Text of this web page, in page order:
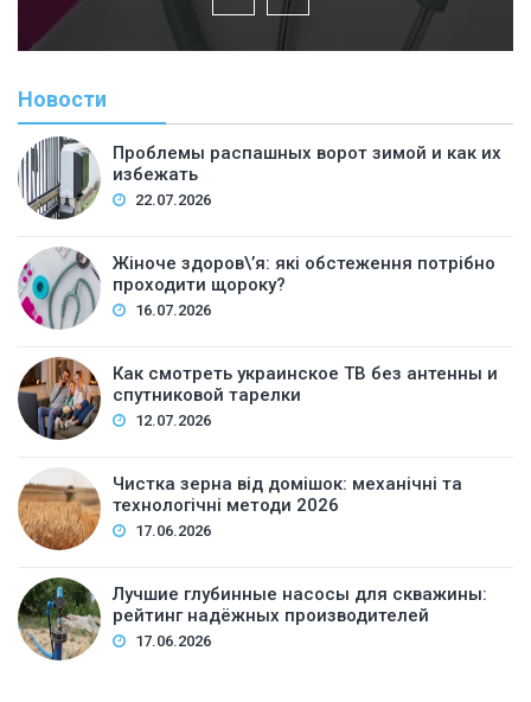
Новости
Проблемы распашных ворот зимой и как их
избежать
22.07.2026
Жіноче здоров\’я: які обстеження потрібно
проходити щороку?
16.07.2026
Как смотреть украинское ТВ без антенны и
спутниковой тарелки
12.07.2026
Чистка зерна від домішок: механічні та
технологічні методи 2026
17.06.2026
Лучшие глубинные насосы для скважины:
рейтинг надёжных производителей
17.06.2026